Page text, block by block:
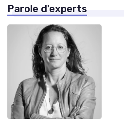
Parole d'experts